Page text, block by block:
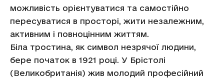
можливість орієнтуватися та самостійно
пересуватися в просторі, жити незалежним,
активним і повноцінним життям.
Біла тростина, як символ незрячої людини,
бере початок в 1921 році. У Брістолі
(Великобританія) жив молодий професійний